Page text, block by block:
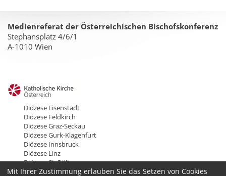
Medienreferat der Österreichischen Bischofskonferenz
Stephansplatz 4/6/1
A-1010 Wien
Diözese Eisenstadt
Diözese Feldkirch
Diözese Graz-Seckau
Diözese Gurk-Klagenfurt
Diözese Innsbruck
Diözese Linz
Diözese St. Pölten
Erzdiözese Salzburg
Mit Ihrer Zustimmung erlauben Sie das Setzen von Cookies